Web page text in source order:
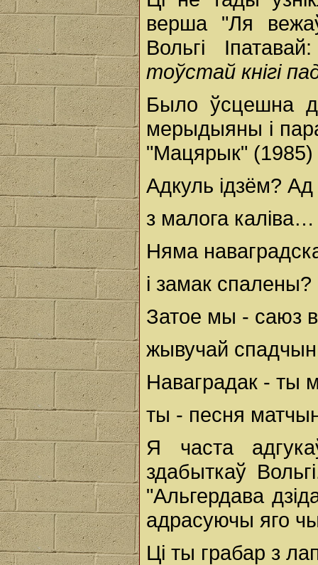
верша "Ля
Вольгі
тоўстай кнігі
Было ўсцешна
мерыдыяны і
"Мацярык" (1985)
Адкуль ідзём?
з малога каліва…
Няма
і замак спалены?
Затое мы - саюз
жывучай
Наваградак - ты
ты - песня
Я часта
здабыткаў
"Альгердава
адрасуючы яго
Ці ты грабар з